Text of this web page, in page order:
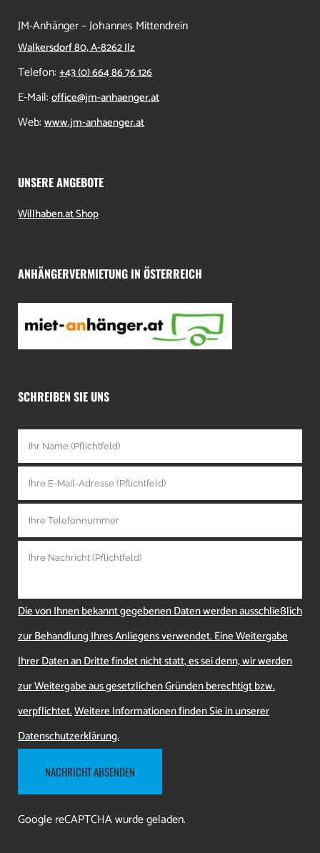
JM-Anhänger – Johannes Mittendrein
Walkersdorf 80, A-8262 Ilz
Telefon: +43 (0) 664 86 76 126
E-Mail: office@jm-anhaenger.at
Web: www.jm-anhaenger.at
UNSERE ANGEBOTE
Willhaben.at Shop
ANHÄNGERVERMIETUNG IN ÖSTERREICH
SCHREIBEN SIE UNS
Die von Ihnen bekannt gegebenen Daten werden ausschließlich
zur Behandlung Ihres Anliegens verwendet. Eine Weitergabe
Ihrer Daten an Dritte findet nicht statt, es sei denn, wir werden
zur Weitergabe aus gesetzlichen Gründen berechtigt bzw.
verpflichtet.Weitere Informationen finden Sie in unserer
Datenschutzerklärung.
Google reCAPTCHA wurde geladen.